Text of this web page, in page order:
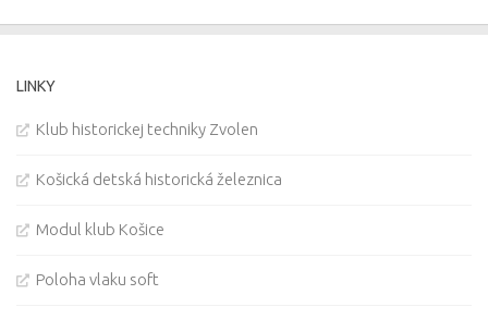
LINKY
Klub historickej techniky Zvolen
Košická detská historická železnica
Modul klub Košice
Poloha vlaku soft